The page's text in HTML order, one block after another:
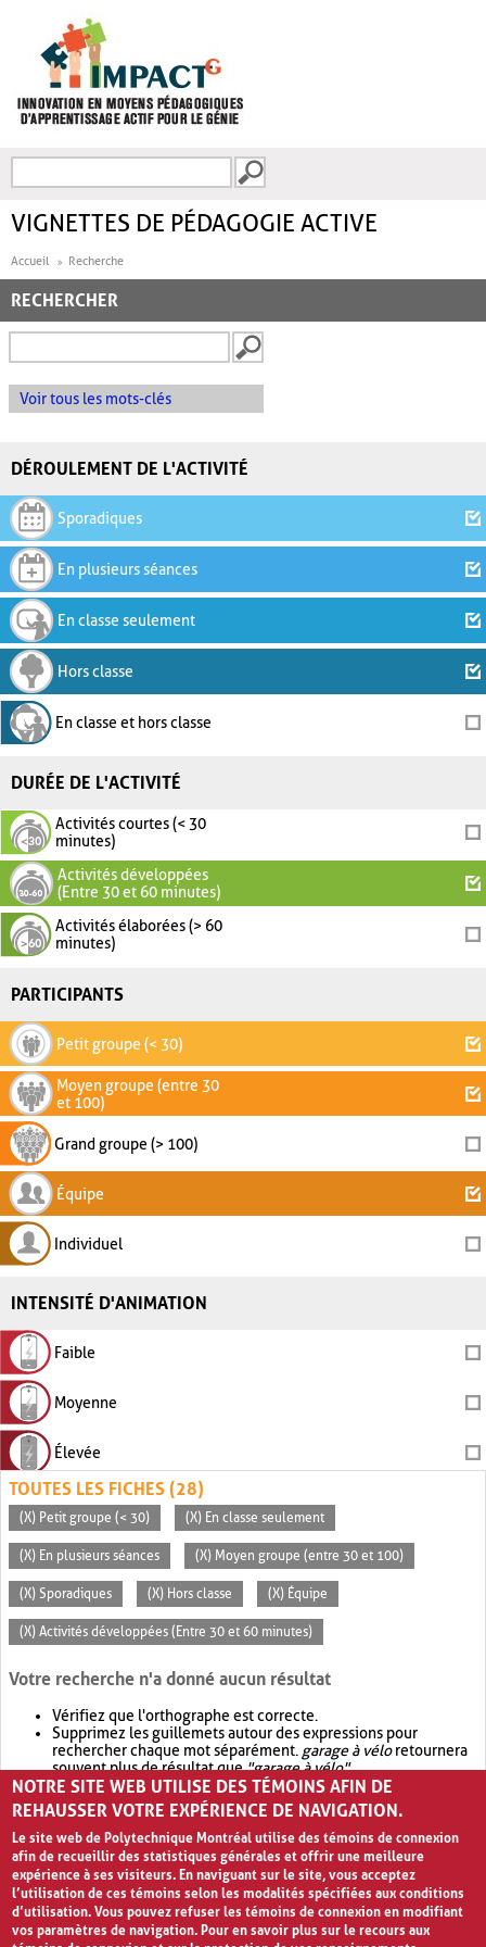
FORMULAIRE DE
VIGNETTES DE PÉDAGOGIE ACTIVE
Accueil Recherche
RECHERCHER
Voir tous les mots-clés
DÉROULEMENT DE L'ACTIVITÉ
Sporadiques
En plusieurs séances
En classe seulement
Hors classe
En classe et hors classe
DURÉE DE L'ACTIVITÉ
Activités courtes (< 30
minutes)
Activités développées
(Entre 30 et 60 minutes)
Activités élaborées (> 60
minutes)
PARTICIPANTS
Petit groupe (< 30)
Moyen groupe (entre 30
et 100)
Grand groupe (> 100)
Équipe
Individuel
INTENSITÉ D'ANIMATION
Faible
Moyenne
Élevée
TOUTES LES FICHES (28)
(X) Petit groupe (< 30) (X) En classe seulement
(X) En plusieurs séances (X) Moyen groupe (entre 30 et 100)
(X) Sporadiques (X) Hors classe (X) Équipe
(X) Activités développées (Entre 30 et 60 minutes)
Votre recherche n'a donné aucun résultat
Vérifiez que l'orthographe est correcte.
Supprimez les guillemets autour des expressions pour
rechercher chaque mot séparément. garage à véloretournera
souvent plus de résultat que"garage à vélo".
Envisagez d'élargir votre recherche avec OR.garage OR vélo
retournera souvent plus de résultat quegarage à vélo
NOTRE SITE WEB UTILISE DES TÉMOINS AFIN DE
REHAUSSER VOTRE EXPÉRIENCE DE NAVIGATION.
Le site web de Polytechnique Montréal utilise des témoins de connexion
afin de recueillir des statistiques générales et offrir une meilleure
expérience à ses visiteurs. En naviguant sur le site, vous acceptez
l’utilisation de ces témoins selon les modalités spécifiées aux conditions
d’utilisation. Vous pouvez refuser les témoins de connexion en modifiant
vos paramètres de navigation. Pour en savoir plus sur le recours aux